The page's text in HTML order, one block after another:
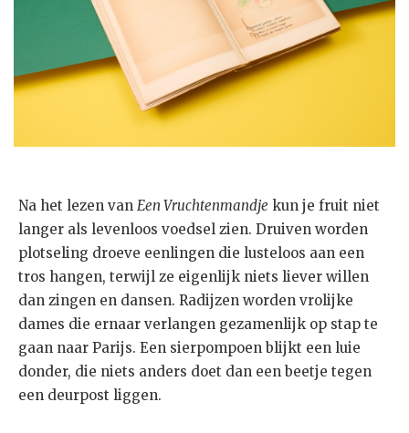
Na het lezen van Een Vruchtenmandje kun je fruit niet
langer als levenloos voedsel zien. Druiven worden
plotseling droeve eenlingen die lusteloos aan een
tros hangen, terwijl ze eigenlijk niets liever willen
dan zingen en dansen. Radijzen worden vrolijke
dames die ernaar verlangen gezamenlijk op stap te
gaan naar Parijs. Een sierpompoen blijkt een luie
donder, die niets anders doet dan een beetje tegen
een deurpost liggen.